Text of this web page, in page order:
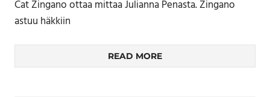
Cat Zingano ottaa mittaa Julianna Penasta. Zingano
astuu häkkiin
READ MORE